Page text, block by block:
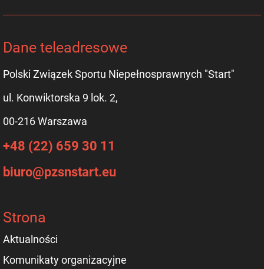
Dane teleadresowe
Polski Związek Sportu Niepełnosprawnych "Start"
ul. Konwiktorska 9 lok. 2,
00-216 Warszawa
+48 (22) 659 30 11
biuro@pzsnstart.eu
Strona
Aktualności
Komunikaty organizacyjne